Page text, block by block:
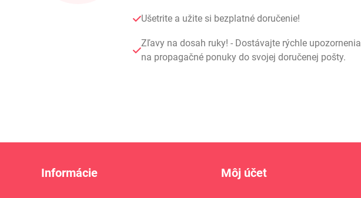
Ušetrite a užite si bezplatné doručenie!
Zľavy na dosah ruky! - Dostávajte rýchle upozornenia
na propagačné ponuky do svojej doručenej pošty.
Informácie Môj účet